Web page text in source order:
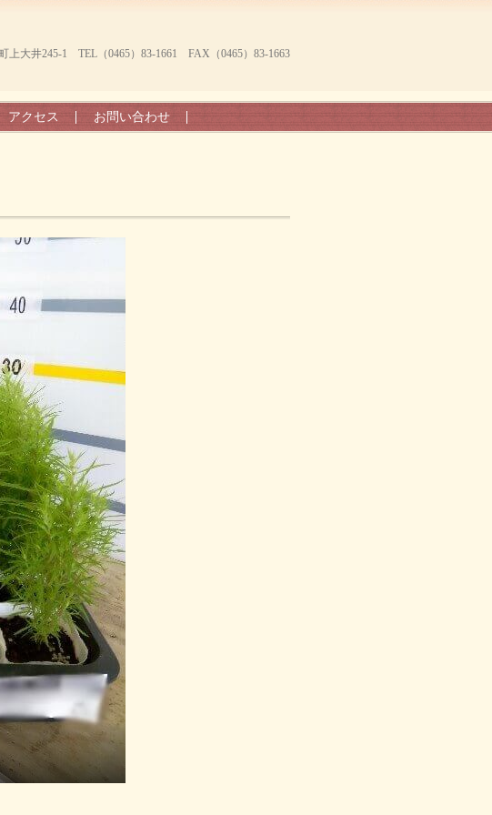
上大井245-1 TEL（0465）83-1661 FAX（0465）83-1663
アクセス お問い合わせ